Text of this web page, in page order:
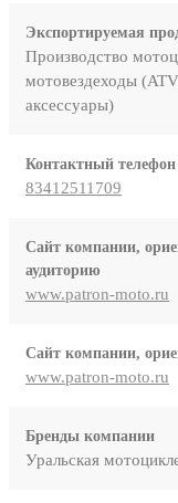
Экспортируемая
Производство
мотовездеходы
аксессуары)
Контактный
83412511709
Сайт компании,
аудиторию
www.patron-moto.ru
Сайт компании,
www.patron-moto.ru
Бренды компании
Уральская